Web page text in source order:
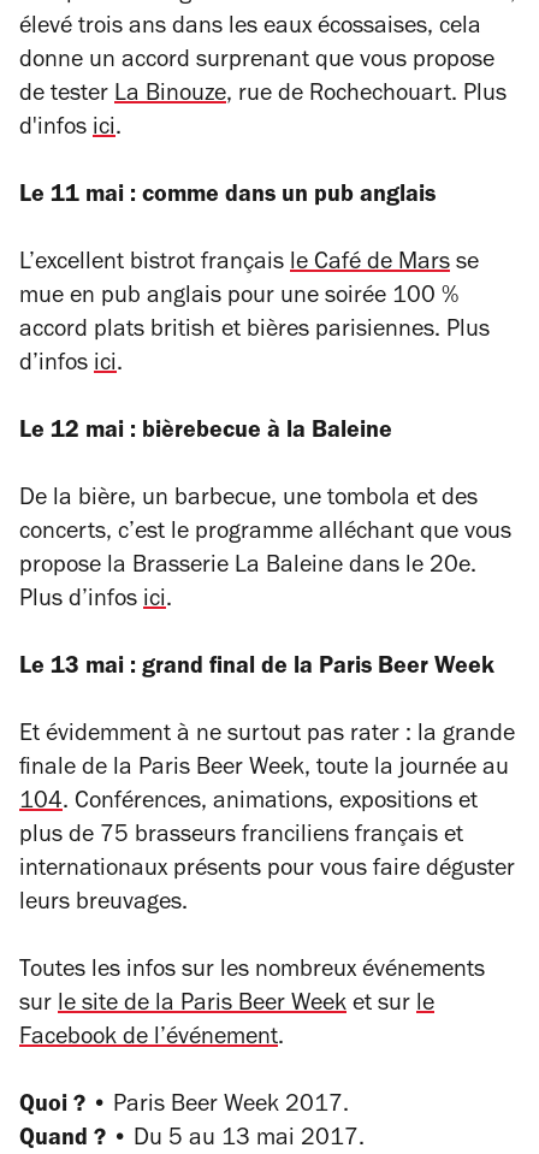
élevé trois ans dans les eaux écossaises, cela
donne un accord surprenant que vous propose
de tester La Binouze, rue de Rochechouart. Plus
d'infos ici.
Le 11 mai : comme dans un pub anglais
L’excellent bistrot français le Café de Mars se
mue en pub anglais pour une soirée 100 %
accord plats british et bières parisiennes. Plus
d’infos ici.
Le 12 mai : bièrebecue à la Baleine
De la bière, un barbecue, une tombola et des
concerts, c’est le programme alléchant que vous
propose la Brasserie La Baleine dans le 20e.
Plus d’infos ici.
Le 13 mai : grand final de la Paris Beer Week
Et évidemment à ne surtout pas rater : la grande
finale de la Paris Beer Week, toute la journée au
104. Conférences, animations, expositions et
plus de 75 brasseurs franciliens français et
internationaux présents pour vous faire déguster
leurs breuvages.
Toutes les infos sur les nombreux événements
sur le site de la Paris Beer Week et sur le
Facebook de l’événement.
Quoi ? • Paris Beer Week 2017.
Quand ? • Du 5 au 13 mai 2017.